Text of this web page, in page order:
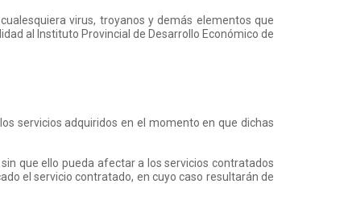
virus, troyanos y demás elementos que
al Instituto Provincial de Desarrollo Económico de
servicios adquiridos en el momento en que dichas
que ello pueda afectar a los servicios contratados
el servicio contratado, en cuyo caso resultarán de